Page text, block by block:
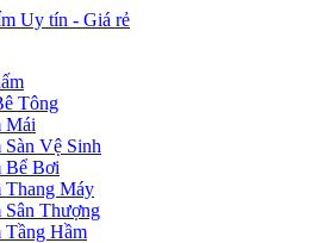
Tông
Mái
Vệ Sinh
Bể Bơi
Thang Máy
Sân Thượng
Tầng Hầm